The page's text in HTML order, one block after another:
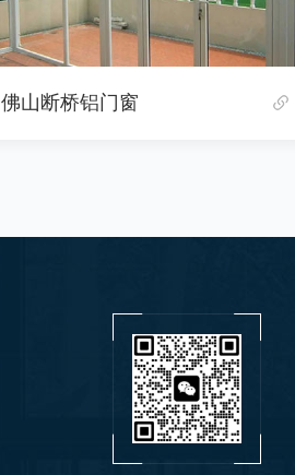
佛山断桥铝门窗